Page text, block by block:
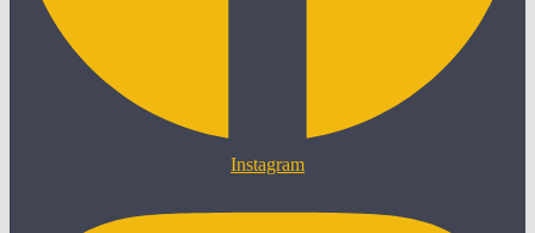
Instagram